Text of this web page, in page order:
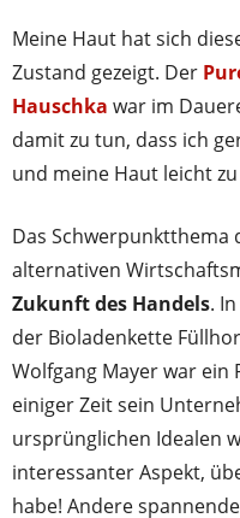
Meine Haut hat sich
Zustand gezeigt. Der
Hauschka war im
damit zu tun, dass ich
und meine Haut leicht
Das Schwerpunktthema
alternativen
Zukunft des Handels.
der Bioladenkette
Wolfgang Mayer war
einiger Zeit sein
ursprünglichen Idealen
interessanter Aspekt,
habe! Andere